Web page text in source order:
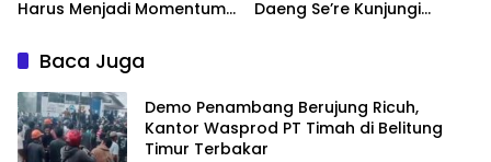
Harus Menjadi Momentum
Toleransi, Dan
Perlindungan Hak
Kelompok Minoritas
Daeng Se’re Kunjungi
Baca Juga
Demo Penambang Berujung Ricuh,
Kantor Wasprod PT Timah di Belitung
Timur Terbakar